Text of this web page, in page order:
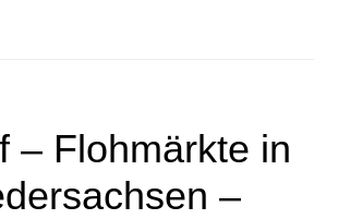
– Flohmärkte in
–